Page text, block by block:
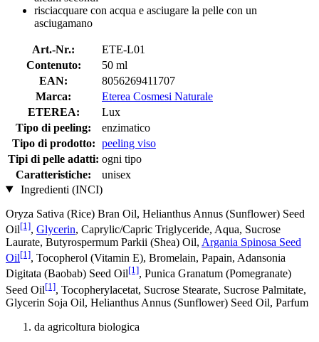
risciacquare con acqua e asciugare la pelle con un
asciugamano
Art.-Nr.:
ETE-L01
Contenuto:
50 ml
EAN:
8056269411707
Marca:
Eterea Cosmesi Naturale
ETEREA:
Lux
Tipo di peeling:
enzimatico
Tipo di prodotto: peeling viso
Tipi di pelle adatti: ogni tipo
Caratteristiche:
unisex
Ingredienti (INCI)
Oryza Sativa (Rice) Bran Oil, Helianthus Annus (Sunflower) Seed
Oil[1], Glycerin, Caprylic/Capric Triglyceride, Aqua, Sucrose
Laurate, Butyrospermum Parkii (Shea) Oil, Argania Spinosa Seed
Oil[1], Tocopherol (Vitamin E), Bromelain, Papain, Adansonia
Digitata (Baobab) Seed Oil[1], Punica Granatum (Pomegranate)
Seed Oil[1], Tocopherylacetat, Sucrose Stearate, Sucrose Palmitate,
Glycerin Soja Oil, Helianthus Annus (Sunflower) Seed Oil, Parfum
da agricoltura biologica